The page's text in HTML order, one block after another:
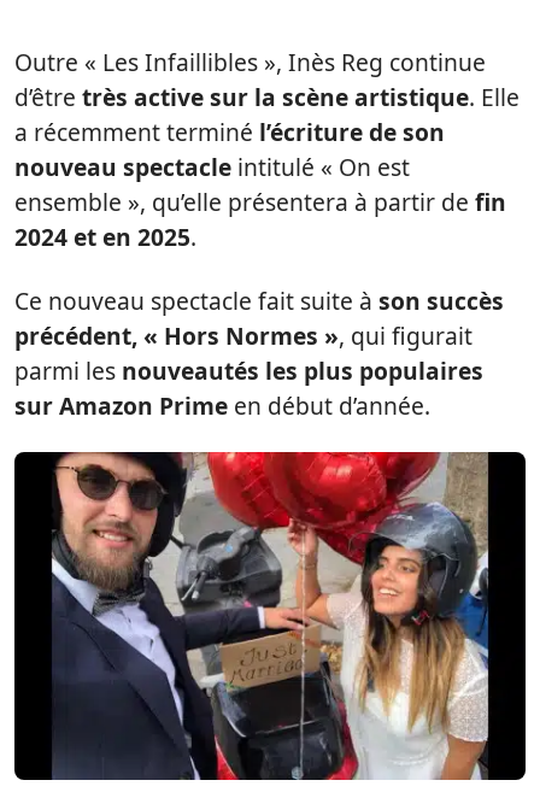
Outre « Les Infaillibles », Inès Reg continue
d’être très active sur la scène artistique. Elle
a récemment terminé l’écriture de son
nouveau spectacle intitulé « On est
ensemble », qu’elle présentera à partir de fin
2024 et en 2025.
Ce nouveau spectacle fait suite à son succès
précédent, « Hors Normes », qui figurait
parmi les nouveautés les plus populaires
sur Amazon Prime en début d’année.